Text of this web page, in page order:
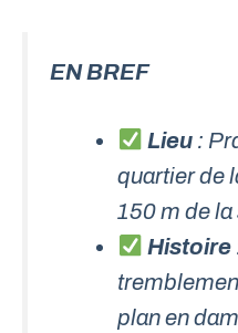
EN BREF
Lieu :
quartier de
150 m de
Histoire
plan en